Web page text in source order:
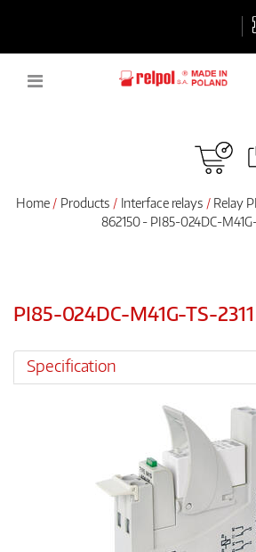
Home Products Interface relays
Relay
862150 - PI85-024DC-M41G-
PI85-024DC-M41G-TS-2311
Specification